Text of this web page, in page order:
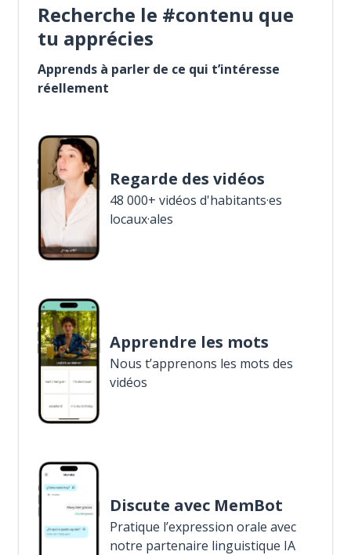
Recherche le #contenu que
tu apprécies
Apprends à parler de ce qui t’intéresse
réellement
Regarde des vidéos
48 000+ vidéos d'habitants·es
locaux·ales
Apprendre les mots
Nous t’apprenons les mots des
vidéos
Discute avec MemBot
Pratique l’expression orale avec
notre partenaire linguistique IA